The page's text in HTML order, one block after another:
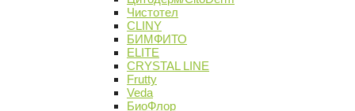
Чистотел
CLINY
БИМФИТО
ELITE
CRYSTAL LINE
Frutty
Veda
БиоФлор